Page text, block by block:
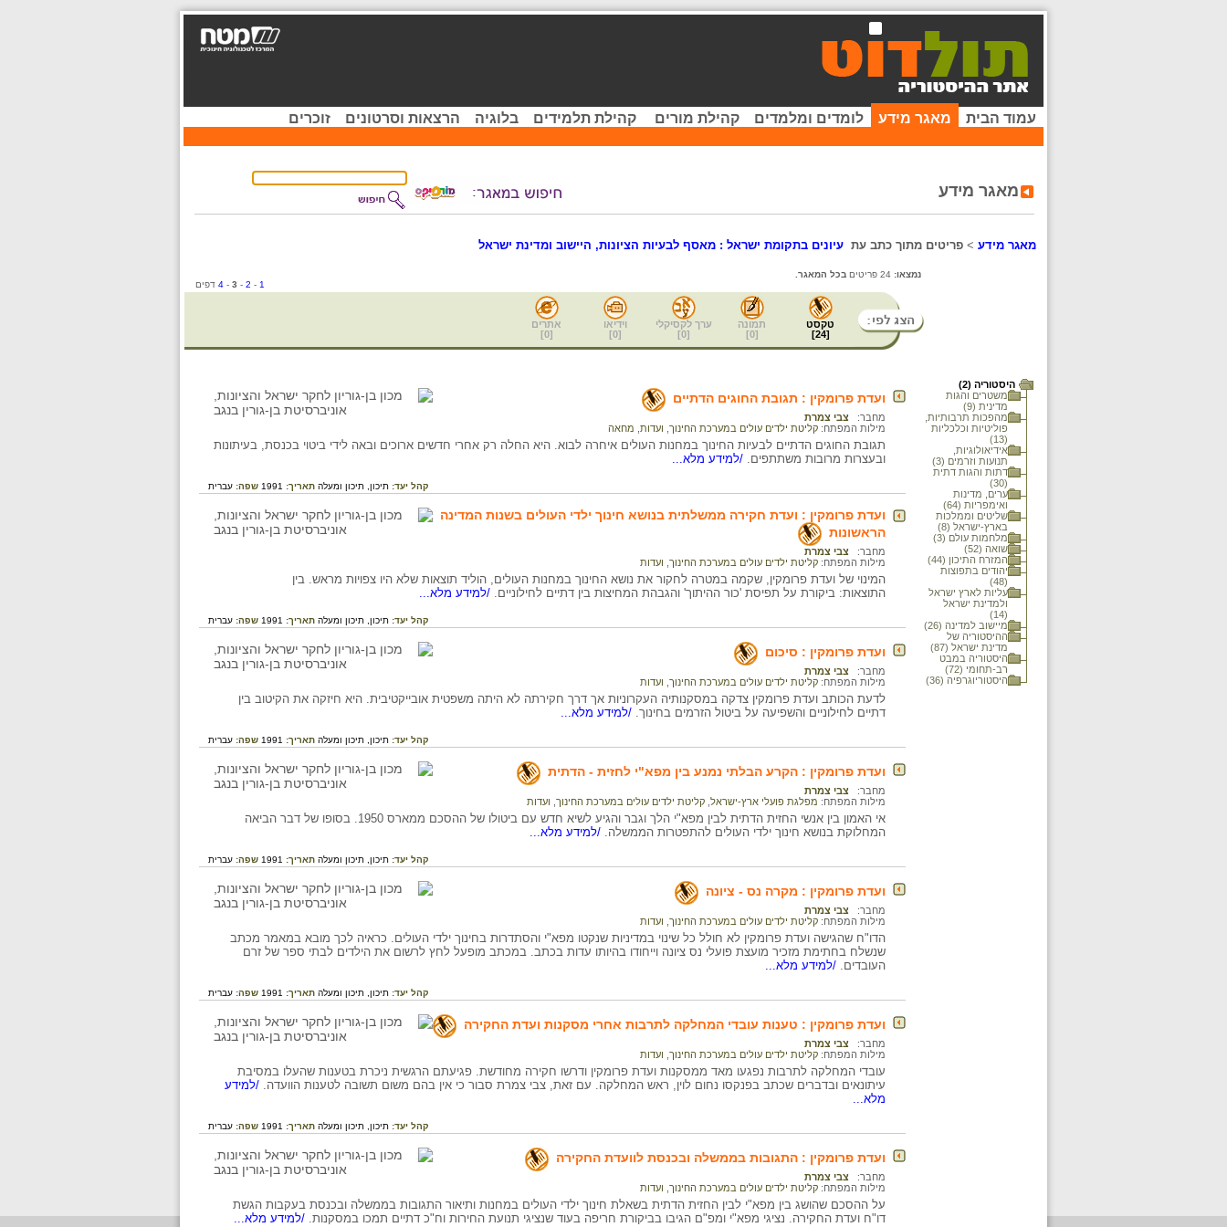
עמוד הבית מאגר מידע לומדים ומלמדים קהילת מורים קהילת תלמידים בלוגיה הרצאות וסרטונים זוכרים
מאגר מידע
מאגר מידע > פריטים מתוך כתב עת עיונים בתקומת ישראל : מאסף לבעיות הציונות, היישוב ומדינת ישראל
נמצאו:
בכל המאגר.
1
-
2
-
3
-
4 דפים
טקסט
[
24
]
תמונה
[
0
]
ערך לקסיקלי
[
0
]
וידיאו
[
0
]
אתרים
[
0
]
היסטוריה (2)
משטרים והגות
מדינית (9)
מהפכות תרבותיות,
פוליטיות וכלכליות
(13)
אידיאולוגיות,
תנועות וזרמים (3)
דתות והגות דתית
(30)
ערים, מדינות
ואימפריות (64)
שליטים וממלכות
בארץ-ישראל (8)
מלחמות עולם (3)
שואה (52)
המזרח התיכון (44)
יהודים בתפוצות
(48)
עליות לארץ ישראל
ולמדינת ישראל
(14)
מיישוב למדינה (26)
ההיסטוריה של
מדינת ישראל (87)
היסטוריה במבט
רב-תחומי (72)
היסטוריוגרפיה (36)
ועדת פרומקין : תגובת החוגים הדתיים
מחבר:
צבי צמרת
מילות המפתח: קליטת ילדים עולים במערכת החינוך ועדות מחאה
תגובת החוגים הדתיים לבעיות החינוך במחנות העולים איחרה לבוא. היא החלה רק אחרי חדשים ארוכים ובאה לידי ביטוי בכנסת, בעיתונות
ובעצרות מרובות משתתפים. /למידע מלא...
קהל יעד: תיכון, תיכון ומעלה תאריך: 1991 שפה: עברית
ועדת פרומקין : ועדת חקירה ממשלתית בנושא חינוך ילדי העולים בשנות המדינה
הראשונות
מחבר:
צבי צמרת
מילות המפתח: קליטת ילדים עולים במערכת החינוך ועדות
המינוי של ועדת פרומקין, שקמה במטרה לחקור את נושא החינוך במחנות העולים, הוליד תוצאות שלא היו צפויות מראש. בין
התוצאות: ביקורת על תפיסת 'כור ההיתוך' והגבהת המחיצות בין דתיים לחילוניים. /למידע מלא...
קהל יעד: תיכון, תיכון ומעלה תאריך: 1991 שפה: עברית
ועדת פרומקין : סיכום
מחבר:
צבי צמרת
מילות המפתח: קליטת ילדים עולים במערכת החינוך ועדות
לדעת הכותב ועדת פרומקין צדקה במסקנותיה העקרוניות אך דרך חקירתה לא היתה משפטית אובייקטיבית. היא חיזקה את הקיטוב בין
דתיים לחילוניים והשפיעה על ביטול הזרמים בחינוך. /למידע מלא...
קהל יעד: תיכון, תיכון ומעלה תאריך: 1991 שפה: עברית
ועדת פרומקין : הקרע הבלתי נמנע בין מפא"י לחזית - הדתית
מחבר:
צבי צמרת
מילות המפתח: מפלגת פועלי ארץ-ישראל קליטת ילדים עולים במערכת החינוך ועדות
אי האמון בין אנשי החזית הדתית לבין מפא"י הלך וגבר והגיע לשיא חדש עם ביטולו של ההסכם ממארס 1950. בסופו של דבר הביאה
המחלוקת בנושא חינוך ילדי העולים להתפטרות הממשלה. /למידע מלא...
קהל יעד: תיכון, תיכון ומעלה תאריך: 1991 שפה: עברית
ועדת פרומקין : מקרה נס - ציונה
מחבר:
צבי צמרת
מילות המפתח: קליטת ילדים עולים במערכת החינוך ועדות
הדו"ח שהגישה ועדת פרומקין לא חולל כל שינוי במדיניות שנקטו מפא"י והסתדרות בחינוך ילדי העולים. כראיה לכך מובא במאמר מכתב
שנשלח בחתימת מזכיר מועצת פועלי נס ציונה וייחודו בהיותו עדות בכתב. במכתב מופעל לחץ לרשום את הילדים לבתי ספר של זרם
העובדים. /למידע מלא...
קהל יעד: תיכון, תיכון ומעלה תאריך: 1991 שפה: עברית
ועדת פרומקין : טענות עובדי המחלקה לתרבות אחרי מסקנות ועדת החקירה
מחבר:
צבי צמרת
מילות המפתח: קליטת ילדים עולים במערכת החינוך ועדות
עובדי המחלקה לתרבות נפגעו מאד ממסקנות ועדת פרומקין ודרשו חקירה מחודשת. פגיעתם הרגשית ניכרת בטענות שהעלו במסיבת
עיתונאים ובדברים שכתב בפנקסו נחום לוין, ראש המחלקה. עם זאת, צבי צמרת סבור כי אין בהם משום תשובה לטענות הוועדה. /למידע
מלא...
קהל יעד: תיכון, תיכון ומעלה תאריך: 1991 שפה: עברית
ועדת פרומקין : התגובות בממשלה ובכנסת לוועדת החקירה
מחבר:
צבי צמרת
מילות המפתח: קליטת ילדים עולים במערכת החינוך ועדות
על ההסכם שהושג בין מפא"י לבין החזית הדתית בשאלת חינוך ילדי העולים במחנות ותיאור התגובות בממשלה ובכנסת בעקבות הגשת
דו"ח ועדת החקירה. נציגי מפא"י ומפ"ם הגיבו בביקורת חריפה בעוד שנציגי תנועת החירות וח"כ דתיים תמכו במסקנות. /למידע מלא...